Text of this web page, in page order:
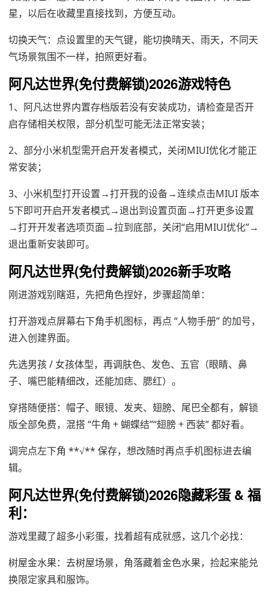
星，以后在收藏里直接找到，方便互动。
切换天气：点设置里的天气键，能切换晴天、雨天，不同天
气场景氛围不一样，拍照更好看。
阿凡达世界(免付费解锁)2026游戏特色
1、阿凡达世界内置存档版若没有安装成功，请检查是否开
启存储相关权限，部分机型可能无法正常安装；
2、部分小米机型需开启开发者模式，关闭MIUI优化才能正
常安装；
3、小米机型打开设置→打开我的设备→连续点击MIUI 版本
5下即可开启开发者模式→退出到设置页面→打开更多设置
→打开开发者选项页面→拉到底部，关闭“启用MIUI优化”→
退出重新安装即可。
阿凡达世界(免付费解锁)2026新手攻略
刚进游戏别瞎逛，先把角色捏好，步骤超简单：
打开游戏点屏幕右下角手机图标，再点 “人物手册” 的加号，
进入创建界面。
先选男孩 / 女孩体型，再调肤色、发色、五官（眼睛、鼻
子、嘴巴能精细改，还能加痣、腮红）。
穿搭随便搭：帽子、眼镜、发夹、翅膀、尾巴全都有，解锁
版全部免费，混搭 “牛角 + 蝴蝶结”“翅膀 + 西装” 都好看。
调完点左下角 **√** 保存，想改随时再点手机图标进去编
辑。
阿凡达世界(免付费解锁)2026隐藏彩蛋 & 福
利：
游戏里藏了超多小彩蛋，找着超有成就感，这几个必找：
树屋金水果：去树屋场景，角落藏着金色水果，捡起来能兑
换限定家具和服饰。